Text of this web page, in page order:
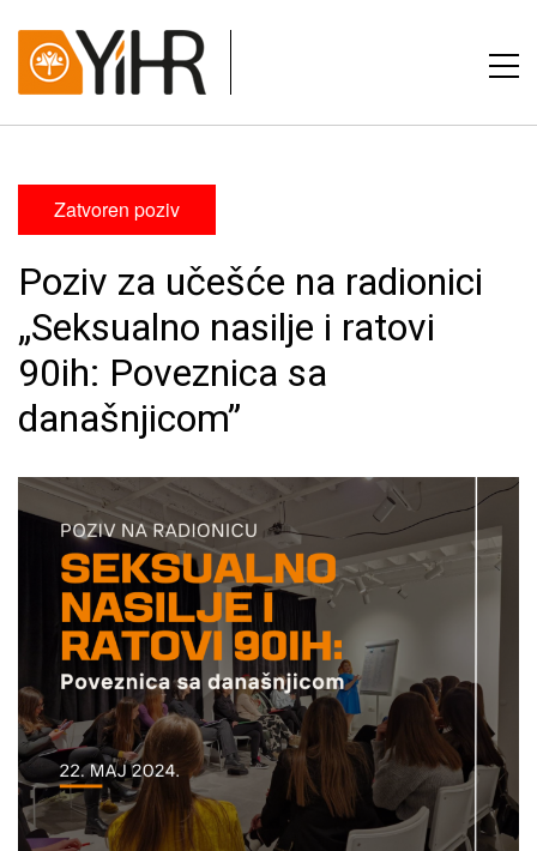
Zatvoren poziv
Poziv za učešće na radionici
„Seksualno nasilje i ratovi
90ih: Poveznica sa
današnjicom”